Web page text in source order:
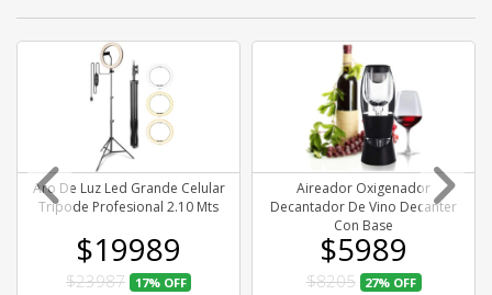
Aro De Luz Led Grande Celular
Tripode Profesional 2.10 Mts
$19989
$23987 17% OFF
Aireador Oxigenador
Decantador De Vino Decanter
Con Base
$5989
$8205 27% OFF